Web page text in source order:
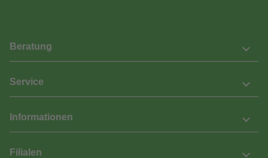
Beratung
Service
Informationen
Filialen